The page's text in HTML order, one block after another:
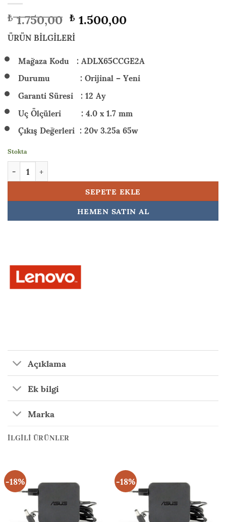
₺1.750,00 Orijinal
fiyat:
₺ 1.750,00.
₺1.500,00Şuandaki
₺ 1.500,00.
ÜRÜN BİLGİLERİ
Mağaza Kodu : ADLX65CCGE2A
Durumu : Orijinal – Yeni
Garanti Süresi : 12 Ay
Uç Ölçüleri : 4.0 x 1.7 mm
Çıkış Değerleri : 20v 3.25a 65w
Stokta
Lenovo V14 G4 IAN 82YV 65W Orijinal Adaptör Şarj Aleti adet
SEPETE EKLE
HEMEN SATIN AL
Açıklama
Ek bilgi
Marka
İLGILI ÜRÜNLER
-18% -18%